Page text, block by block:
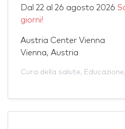
Dal 22 al 26 agosto 2026
giorni!
Austria Center Vienna
Vienna, Austria
Cura della salute, Educazione,